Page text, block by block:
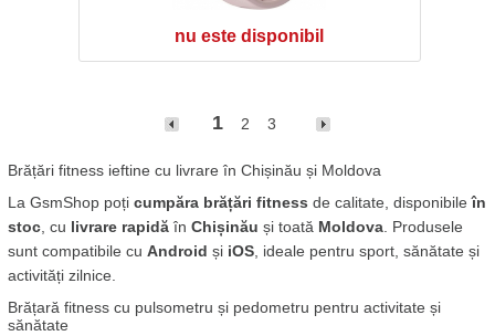
nu este disponibil
1 2 3
Brățări fitness ieftine cu livrare în Chișinău și Moldova
La GsmShop poți cumpăra brățări fitness de calitate, disponibile în
stoc , cu livrare rapidă în Chișinău și toată Moldova . Produsele
sunt compatibile cu Android și iOS , ideale pentru sport, sănătate și
activități zilnice.
Brățară fitness cu pulsometru și pedometru pentru activitate și
sănătate